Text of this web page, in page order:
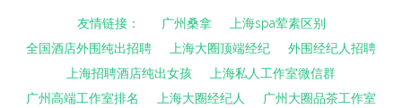
友情链接： 广州桑拿
上海spa荤素区别
全国酒店外围纯出招聘
上海大圈顶端经纪
外围经纪人招聘
上海招聘酒店纯出女孩
上海私人工作室微信群
广州高端工作室排名
上海大圈经纪人
广州大圈品茶工作室